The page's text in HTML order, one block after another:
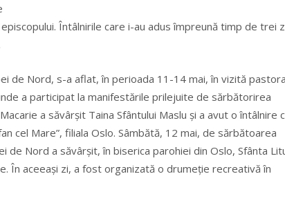
Întâlnirile care i-au adus împreună timp de trei
de Nord, s-a aflat, în perioada 11-14 mai, în vizită
a participat la manifestările prilejuite de sărbătorirea
a săvârşit Taina Sfântului Maslu şi a avut o întâlnire
cel Mare”, filiala Oslo. Sâmbătă, 12 mai, de sărbătoarea
de Nord a săvârşit, în biserica parohiei din Oslo, Sfânta
În aceeaşi zi, a fost organizată o drumeţie recreativă în